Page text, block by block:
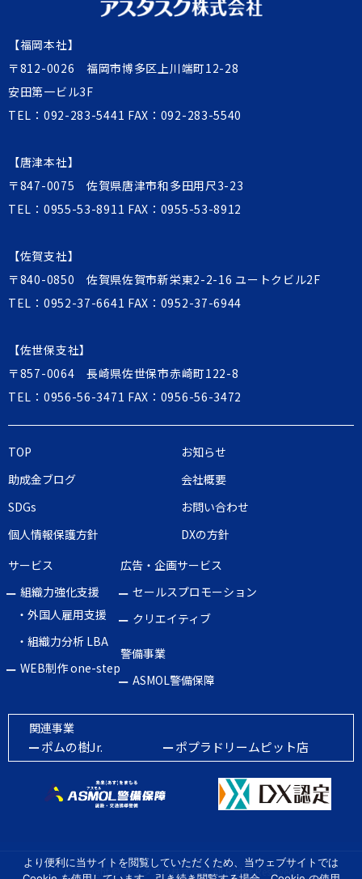
【福岡本社】
〒812-0026 福岡市博多区上川端町12-28
安田第一ビル3F
TEL： 092-283-5441 FAX：092-283-5540
【唐津本社】
〒847-0075 佐賀県唐津市和多田用尺3-23
TEL： 0955-53-8911 FAX：0955-53-8912
【佐賀支社】
〒840-0850 佐賀県佐賀市新栄東2-2-16 ユートクビル2F
TEL： 0952-37-6641 FAX：0952-37-6944
【佐世保支社】
〒857-0064 長崎県佐世保市赤崎町122-8
TEL： 0956-56-3471 FAX：0956-56-3472
TOP
お知らせ
助成金ブログ
会社概要
SDGs
お問い合わせ
個人情報保護方針
DXの方針
サービス
組織力強化支援
・外国人雇用支援
・組織力分析 LBA
WEB制作 one-step
広告・企画サービス
セールスプロモーション
クリエイティブ
警備事業
ASMOL警備保障
関連事業
ポムの樹Jr. ポプラドリームピット店
Copyright ©アスタスク株式会社All Rights Reserved.
より便利に当サイトを閲覧していただくため、当ウェブサイトでは